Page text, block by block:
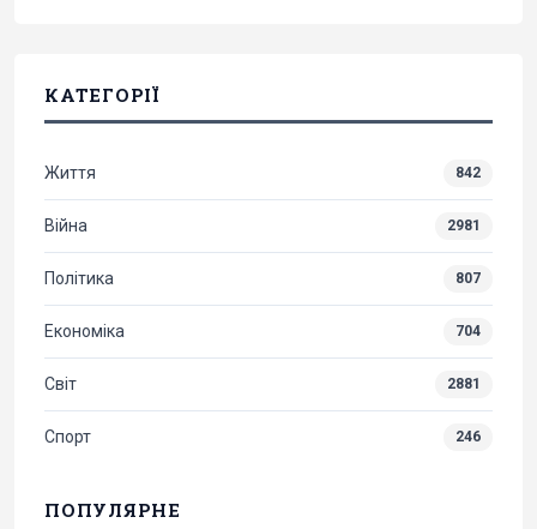
КАТЕГОРІЇ
Життя 842
Війна 2981
Політика 807
Економіка 704
Світ 2881
Спорт 246
ПОПУЛЯРНЕ